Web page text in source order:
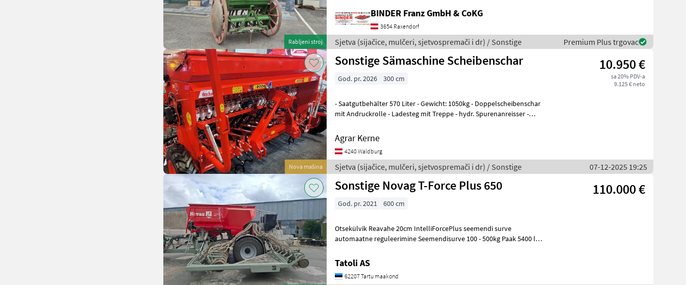
Rabljeni stroj
BINDER Franz GmbH & CoKG
3654 Raxendorf
Sjetva (sijačice, mulčeri, sjetvospremači i dr) / Sonstige Premium Plus trgovac
Nova mašina
Sonstige Sämaschine Scheibenschar 10.950 €
sa 20% PDV-a
9.125 € neto
God. pr. 2026 300 cm
- Saatgutbehälter 570 Liter - Gewicht: 1050kg - Doppelscheibenschar
mit Andruckrolle - Ladesteg mit Treppe - hydr. Spurenanreisser -
Agrar Kerne
4240 Waldburg
Sjetva (sijačice, mulčeri, sjetvospremači i dr) / Sonstige 07-12-2025 19:25
Sonstige Novag T-Force Plus 650 110.000 €
God. pr. 2021 600 cm
Otsekülvik Reavahe 20cm IntelliForcePlus seemendi surve
automaatne reguleerimine Seemendisurve 100 - 500kg Paak 5400 l
Tatoli AS
62207 Tartu maakond